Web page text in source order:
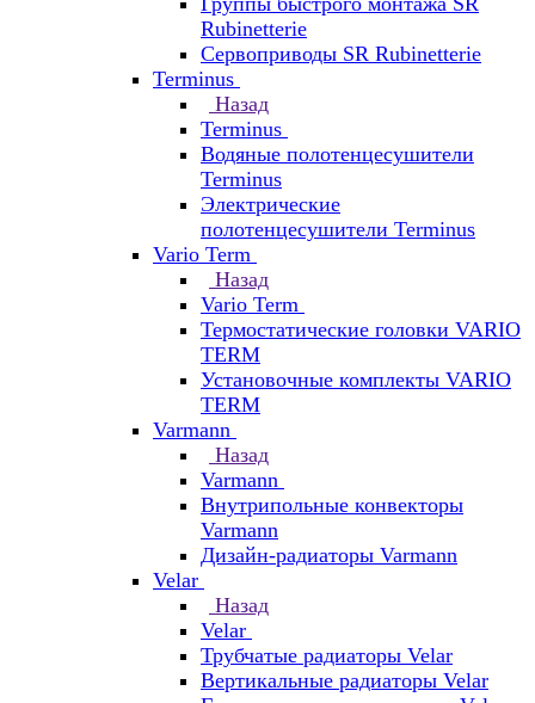
Rubinetterie
Сервоприводы SR Rubinetterie
Terminus
Назад
Terminus
Водяные полотенцесушители
Terminus
Электрические
полотенцесушители Terminus
Vario Term
Назад
Vario Term
Термостатические головки VARIO
TERM
Установочные комплекты VARIO
TERM
Varmann
Назад
Varmann
Внутрипольные конвекторы
Varmann
Дизайн-радиаторы Varmann
Velar
Назад
Velar
Трубчатые радиаторы Velar
Вертикальные радиаторы Velar